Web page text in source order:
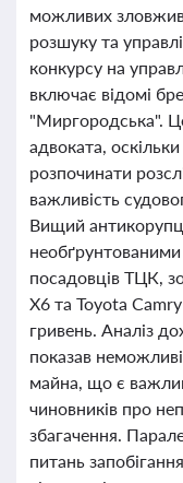
можливих
розшуку та
конкурсу на
включає відомі
"Миргородська".
адвоката,
розпочинати
важливість
Вищий
посадовців ТЦК,
X6 та Toyota
гривень. Аналіз
показав
майна, що є
чиновників про
збагачення.
питань